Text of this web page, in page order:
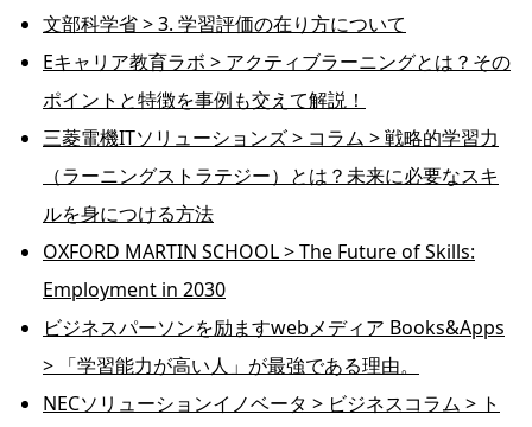
文部科学省 > 3. 学習評価の在り方について
Eキャリア教育ラボ > アクティブラーニングとは？その
ポイントと特徴を事例も交えて解説！
三菱電機ITソリューションズ > コラム > 戦略的学習力
（ラーニングストラテジー）とは？未来に必要なスキ
ルを身につける方法
OXFORD MARTIN SCHOOL > The Future of Skills:
Employment in 2030
ビジネスパーソンを励ますwebメディア Books&Apps
> 「学習能力が高い人」が最強である理由。
NECソリューションイノベータ > ビジネスコラム > ト